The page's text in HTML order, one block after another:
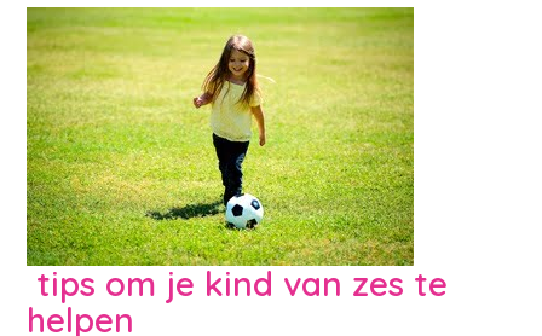
tips om je kind van zes te
helpen